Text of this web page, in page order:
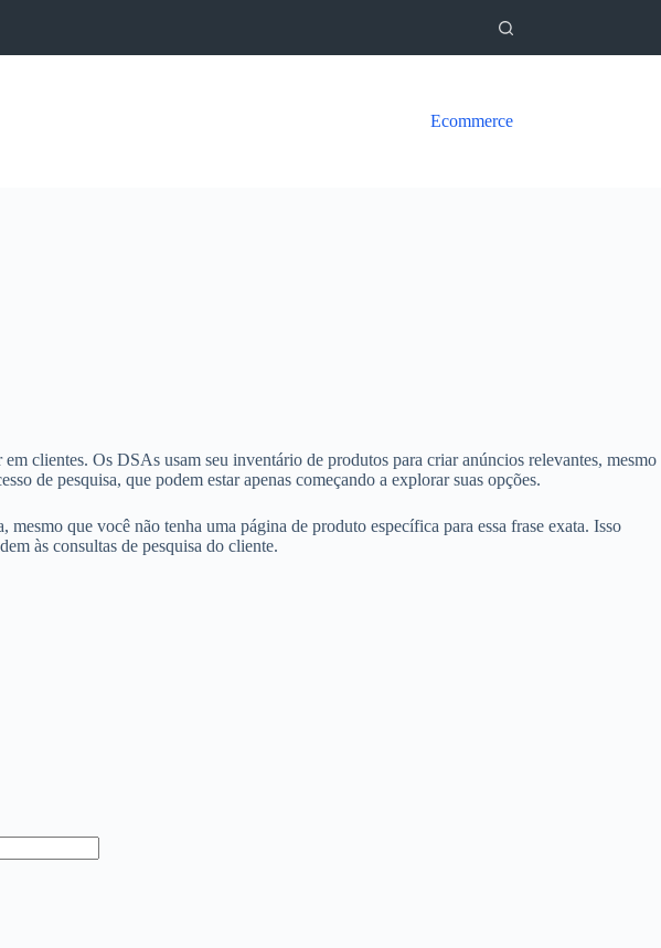
Ecommerce
clientes. Os DSAs usam seu inventário de produtos para criar anúncios relevantes, mesmo
de pesquisa, que podem estar apenas começando a explorar suas opções.
que você não tenha uma página de produto específica para essa frase exata. Isso
às consultas de pesquisa do cliente.